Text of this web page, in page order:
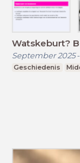
Watskeburt?
September 2025-
Geschiedenis